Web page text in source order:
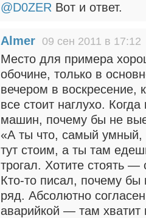
@D0ZER Вот и ответ.
Almer 09 сен 2011 в 17:12
Место для примера
обочине, только в
вечером в воскресение,
все стоит наглухо.
машин, почему бы не
«А ты что, самый умный,
тут стоим, а ты там
трогал. Хотите стоять —
Кто-то писал, почему
ряд. Абсолютно
аварийкой — там хватит